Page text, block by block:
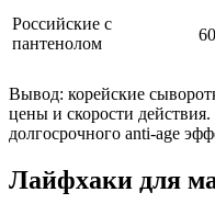
Российские с
пантенолом
Вывод: корейские
цены и скорости
долгосрочного anti-age
Лайфхаки для